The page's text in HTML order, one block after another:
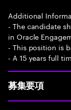
Additional
- The candidate
in Oracle
- This position is
- A 15 years full
募集要項